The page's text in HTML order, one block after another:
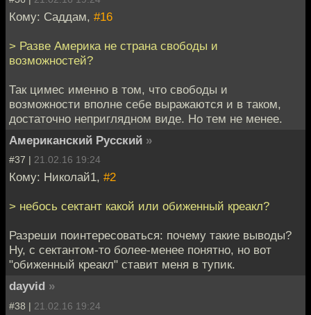
Кому: Саддам, #16
> Разве Америка не страна свободы и
возможностей?
Так цимес именно в том, что свободы и
возможности вполне себе выражаются и в таком,
достаточно неприглядном виде. Но тем не менее.
Американский Русский »
#37 | 21.02.16 19:24
Кому: Николай1, #2
> небось сектант какой или обиженный креакл?
Разреши поинтересоваться: почему такие выводы?
Ну, с сектантом-то более-менее понятно, но вот
"обиженный креакл" ставит меня в тупик.
dayvid »
#38 | 21.02.16 19:24